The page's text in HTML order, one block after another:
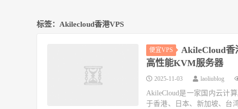
标签：Akilecloud香港VPS
便宜VPS
AkileCloud香
高性能KVM服务器
2025-11-03 laoliublog
AkileCloud是一家国内云计
于香港、日本、新加坡、台